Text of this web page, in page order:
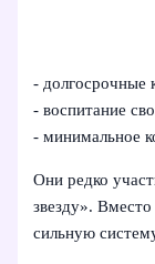
- долгосрочные
- воспитание
- минимальное
Они редко
звезду».
сильную